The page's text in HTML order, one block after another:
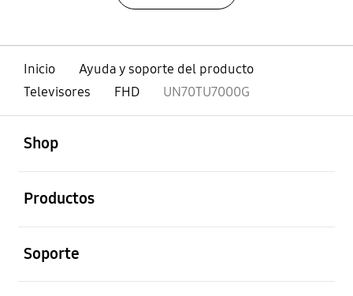
Inicio
Ayuda y soporte del producto
Televisores
FHD UN70TU7000G
Shop
Productos
Soporte